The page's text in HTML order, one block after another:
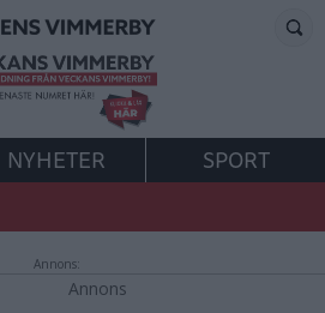
NYHETER
SPORT
Annons: